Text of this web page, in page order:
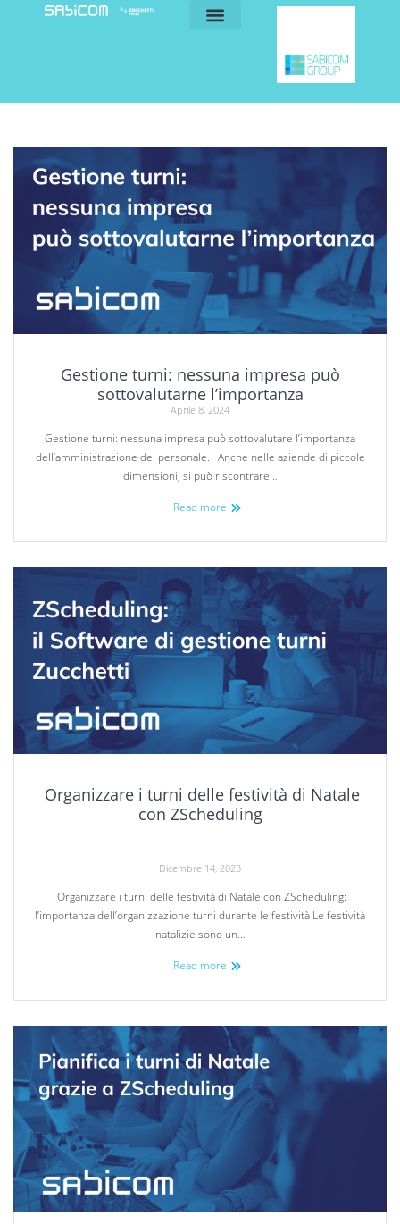
Gestione turni: nessuna impresa può
sottovalutarne l’importanza
Aprile 8, 2024
Gestione turni: nessuna impresa può sottovalutare l’importanza
dell’amministrazione del personale. Anche nelle aziende di piccole
dimensioni, si può riscontrare…
Read more
Organizzare i turni delle festività di Natale
con ZScheduling
Dicembre 14, 2023
Organizzare i turni delle festività di Natale con ZScheduling:
l’importanza dell’organizzazione turni durante le festività Le festività
natalizie sono un…
Read more